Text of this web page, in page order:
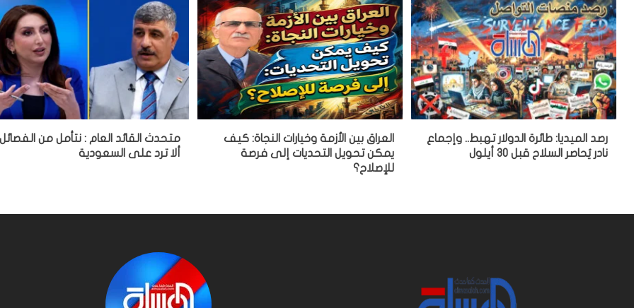
رصد الميديا: طائرة الدولار تهبط.. وإجماع
نادر يُحاصر السلاح قبل 30 أيلول
العراق بين الأزمة وخيارات النجاة: كيف
يمكن تحويل التحديات إلى فرصة
للإصلاح؟
متحدث القائد العام : نتأمل من الفصائل
ألا ترد على السعودية